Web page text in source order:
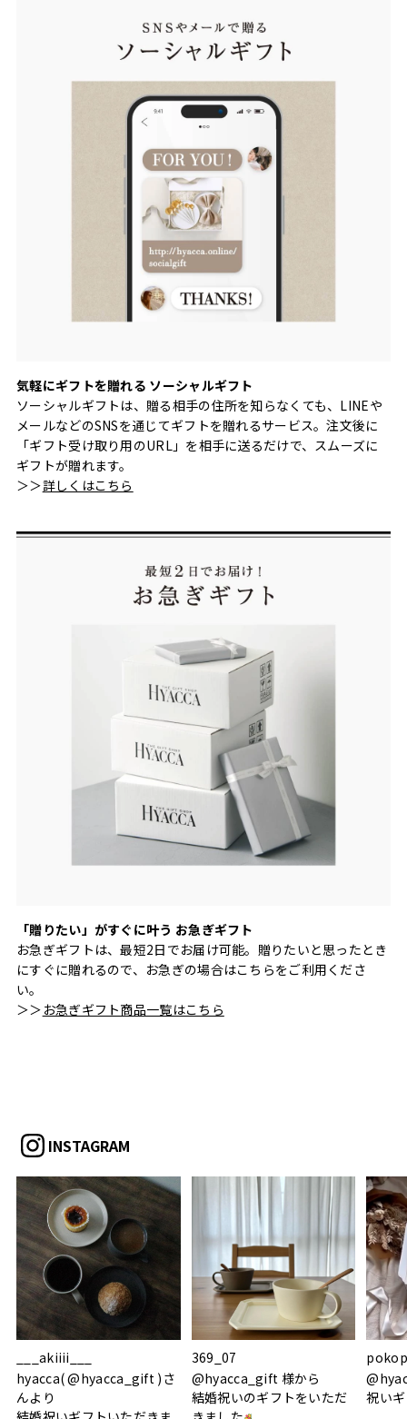
気軽にギフトを贈れる ソーシャルギフト
ソーシャルギフトは、贈る相手の住所を知らなくても、LINEや
メールなどのSNSを通じてギフトを贈れるサービス。注文後に
「ギフト受け取り用のURL」を相手に送るだけで、スムーズに
ギフトが贈れます。
＞＞詳しくはこちら
「贈りたい」がすぐに叶う お急ぎギフト
お急ぎギフトは、最短2日でお届け可能。贈りたいと思ったとき
にすぐに贈れるので、お急ぎの場合はこちらをご利用くださ
い。
＞＞ お急ぎギフト商品一覧はこちら
INSTAGRAM
___akiiii___
hyacca( @hyacca_gift )さ
んより
369_07
@hyacca_gift 様から
結婚祝いのギフトをいただ
祝い